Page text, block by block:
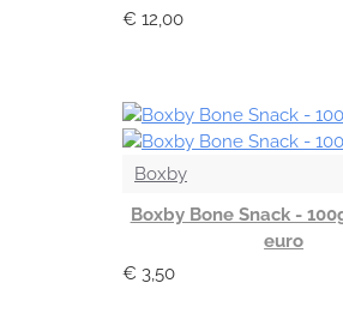
€ 12,00
Boxby
Boxby Bone Snack -
euro
€ 3,50